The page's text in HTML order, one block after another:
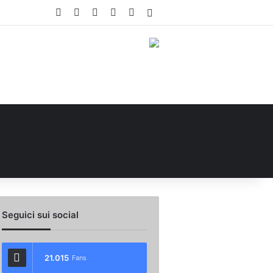
Facebook You TubeInstagramWhatsApp
Seguici sui social
21.015 Fans